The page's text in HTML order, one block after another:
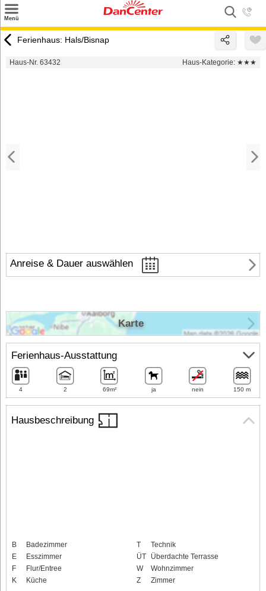
Menü
Urlaubsziele
Ferienhaus: Hals/Bisnap
Haus-Nr. 63432 Haus-Kategorie: ★★★
Anreise & Dauer auswählen
Hausbeschreibung
B
Badezimmer
E
Esszimmer
F
Flur/Entree
K
Küche
T
Technik
ÜT
Überdachte Terrasse
W
Wohnzimmer
Z
Zimmer
Ferienhaus-Ausstattung
4 2 69m² ja nein 150 m
Karte